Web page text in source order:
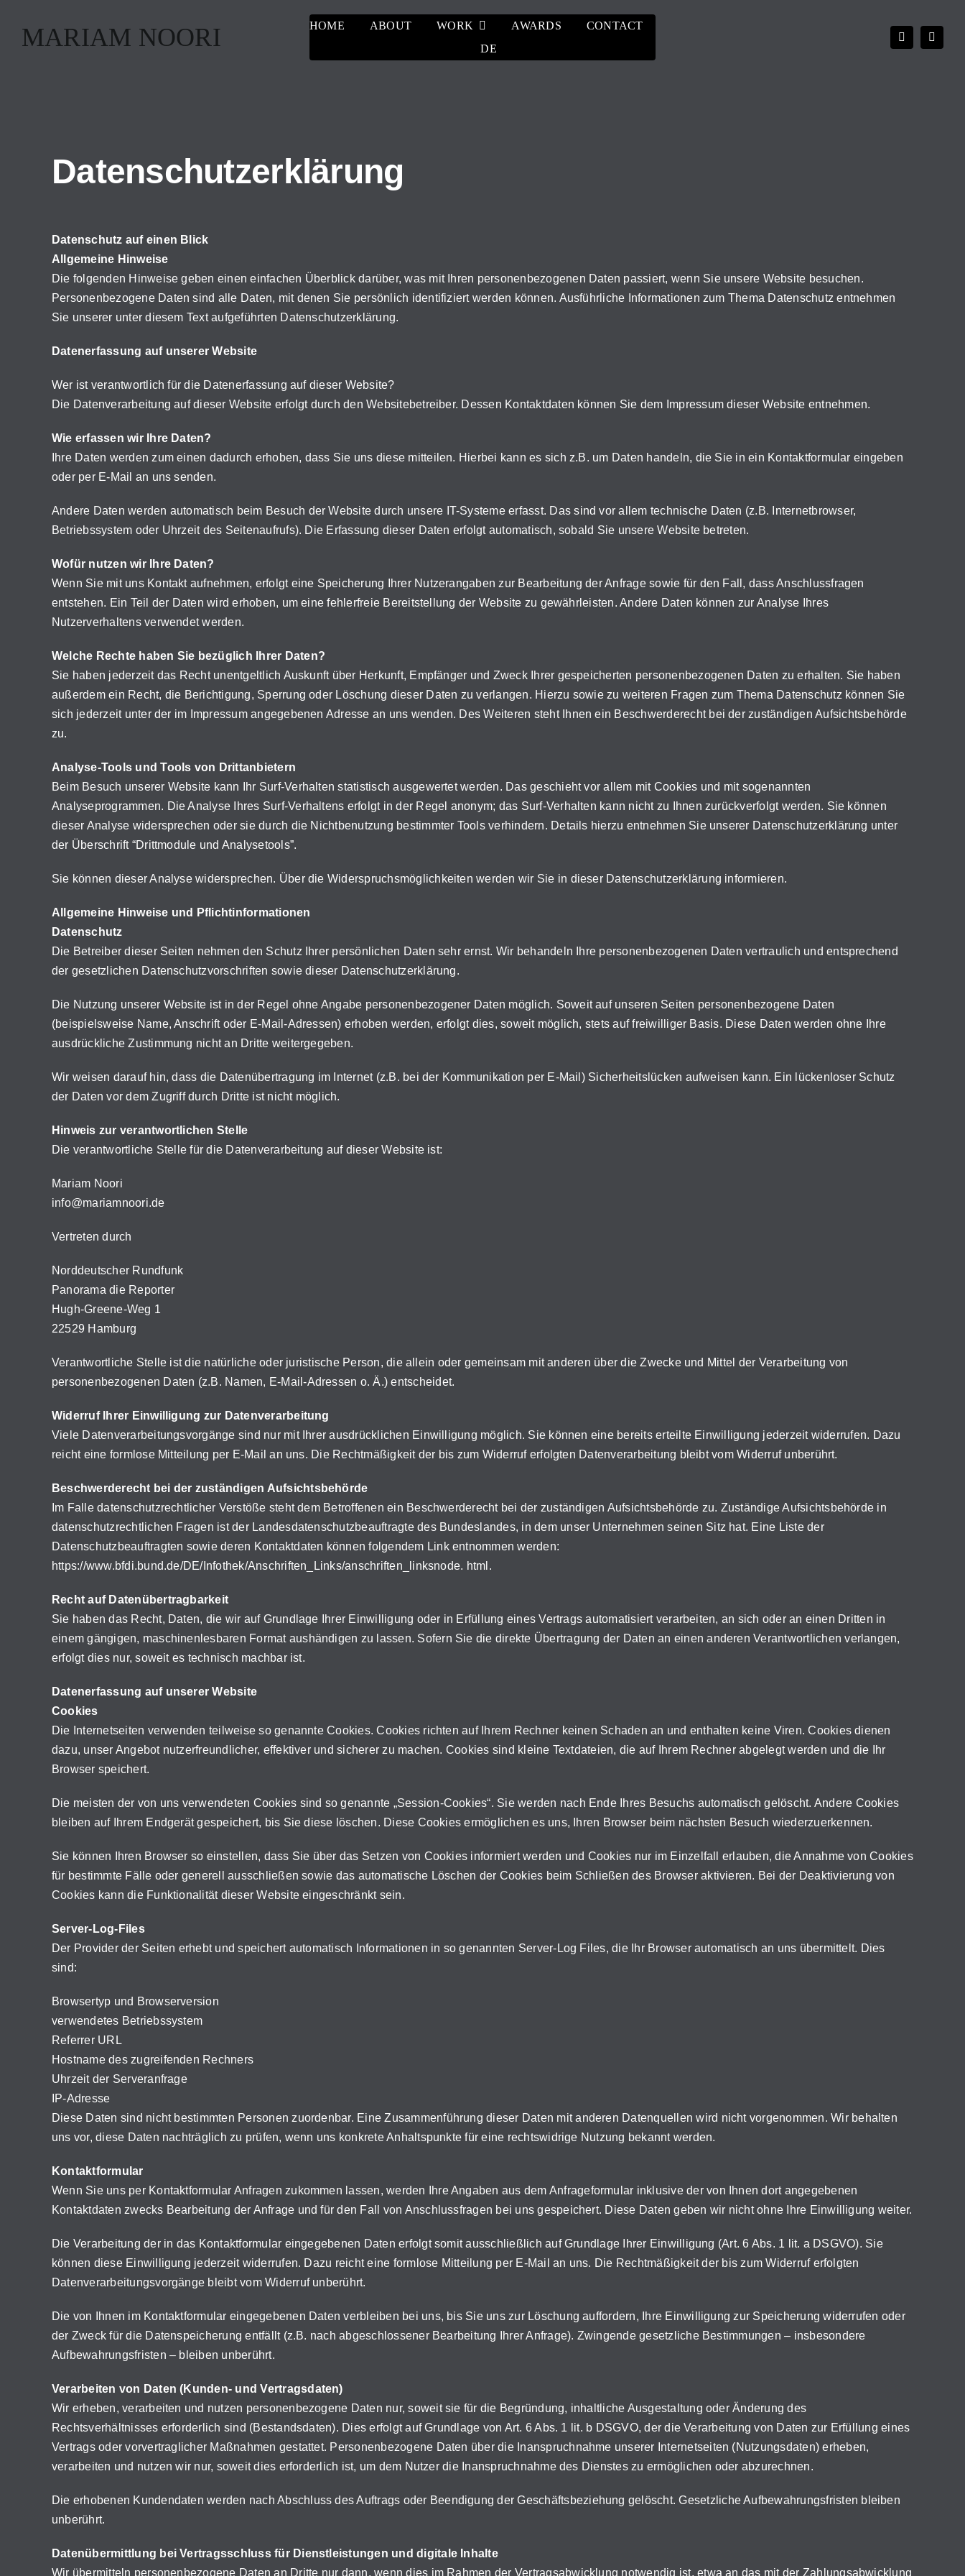
contentMARIAM NOORI HOME ABOUT WORK AWARDS
CONTACT
DE
Datenschutzerklärung
Datenschutz auf einen Blick
Allgemeine Hinweise
Die folgenden Hinweise geben einen einfachen Überblick darüber, was mit Ihren personenbezogenen Daten passiert, wenn Sie unsere Website besuchen.
Personenbezogene Daten sind alle Daten, mit denen Sie persönlich identifiziert werden können. Ausführliche Informationen zum Thema Datenschutz entnehmen
Sie unserer unter diesem Text aufgeführten Datenschutzerklärung.
Datenerfassung auf unserer Website
Wer ist verantwortlich für die Datenerfassung auf dieser Website?
Die Datenverarbeitung auf dieser Website erfolgt durch den Websitebetreiber. Dessen Kontaktdaten können Sie dem Impressum dieser Website entnehmen.
Wie erfassen wir Ihre Daten?
Ihre Daten werden zum einen dadurch erhoben, dass Sie uns diese mitteilen. Hierbei kann es sich z.B. um Daten handeln, die Sie in ein Kontaktformular eingeben
oder per E-Mail an uns senden.
Andere Daten werden automatisch beim Besuch der Website durch unsere IT-Systeme erfasst. Das sind vor allem technische Daten (z.B. Internetbrowser,
Betriebssystem oder Uhrzeit des Seitenaufrufs). Die Erfassung dieser Daten erfolgt automatisch, sobald Sie unsere Website betreten.
Wofür nutzen wir Ihre Daten?
Wenn Sie mit uns Kontakt aufnehmen, erfolgt eine Speicherung Ihrer Nutzerangaben zur Bearbeitung der Anfrage sowie für den Fall, dass Anschlussfragen
entstehen. Ein Teil der Daten wird erhoben, um eine fehlerfreie Bereitstellung der Website zu gewährleisten. Andere Daten können zur Analyse Ihres
Nutzerverhaltens verwendet werden.
Welche Rechte haben Sie bezüglich Ihrer Daten?
Sie haben jederzeit das Recht unentgeltlich Auskunft über Herkunft, Empfänger und Zweck Ihrer gespeicherten personenbezogenen Daten zu erhalten. Sie haben
außerdem ein Recht, die Berichtigung, Sperrung oder Löschung dieser Daten zu verlangen. Hierzu sowie zu weiteren Fragen zum Thema Datenschutz können Sie
sich jederzeit unter der im Impressum angegebenen Adresse an uns wenden. Des Weiteren steht Ihnen ein Beschwerderecht bei der zuständigen Aufsichtsbehörde
zu.
Analyse-Tools und Tools von Drittanbietern
Beim Besuch unserer Website kann Ihr Surf-Verhalten statistisch ausgewertet werden. Das geschieht vor allem mit Cookies und mit sogenannten
Analyseprogrammen. Die Analyse Ihres Surf-Verhaltens erfolgt in der Regel anonym; das Surf-Verhalten kann nicht zu Ihnen zurückverfolgt werden. Sie können
dieser Analyse widersprechen oder sie durch die Nichtbenutzung bestimmter Tools verhindern. Details hierzu entnehmen Sie unserer Datenschutzerklärung unter
der Überschrift “Drittmodule und Analysetools”.
Sie können dieser Analyse widersprechen. Über die Widerspruchsmöglichkeiten werden wir Sie in dieser Datenschutzerklärung informieren.
Allgemeine Hinweise und Pflichtinformationen
Datenschutz
Die Betreiber dieser Seiten nehmen den Schutz Ihrer persönlichen Daten sehr ernst. Wir behandeln Ihre personenbezogenen Daten vertraulich und entsprechend
der gesetzlichen Datenschutzvorschriften sowie dieser Datenschutzerklärung.
Die Nutzung unserer Website ist in der Regel ohne Angabe personenbezogener Daten möglich. Soweit auf unseren Seiten personenbezogene Daten
(beispielsweise Name, Anschrift oder E-Mail-Adressen) erhoben werden, erfolgt dies, soweit möglich, stets auf freiwilliger Basis. Diese Daten werden ohne Ihre
ausdrückliche Zustimmung nicht an Dritte weitergegeben.
Wir weisen darauf hin, dass die Datenübertragung im Internet (z.B. bei der Kommunikation per E-Mail) Sicherheitslücken aufweisen kann. Ein lückenloser Schutz
der Daten vor dem Zugriff durch Dritte ist nicht möglich.
Hinweis zur verantwortlichen Stelle
Die verantwortliche Stelle für die Datenverarbeitung auf dieser Website ist:
Mariam Noori
info@mariamnoori.de
Vertreten durch
Norddeutscher Rundfunk
Panorama die Reporter
Hugh-Greene-Weg 1
22529 Hamburg
Verantwortliche Stelle ist die natürliche oder juristische Person, die allein oder gemeinsam mit anderen über die Zwecke und Mittel der Verarbeitung von
personenbezogenen Daten (z.B. Namen, E-Mail-Adressen o. Ä.) entscheidet.
Widerruf Ihrer Einwilligung zur Datenverarbeitung
Viele Datenverarbeitungsvorgänge sind nur mit Ihrer ausdrücklichen Einwilligung möglich. Sie können eine bereits erteilte Einwilligung jederzeit widerrufen. Dazu
reicht eine formlose Mitteilung per E-Mail an uns. Die Rechtmäßigkeit der bis zum Widerruf erfolgten Datenverarbeitung bleibt vom Widerruf unberührt.
Beschwerderecht bei der zuständigen Aufsichtsbehörde
Im Falle datenschutzrechtlicher Verstöße steht dem Betroffenen ein Beschwerderecht bei der zuständigen Aufsichtsbehörde zu. Zuständige Aufsichtsbehörde in
datenschutzrechtlichen Fragen ist der Landesdatenschutzbeauftragte des Bundeslandes, in dem unser Unternehmen seinen Sitz hat. Eine Liste der
Datenschutzbeauftragten sowie deren Kontaktdaten können folgendem Link entnommen werden:
https://www.bfdi.bund.de/DE/Infothek/Anschriften_Links/anschriften_linksnode. html.
Recht auf Datenübertragbarkeit
Sie haben das Recht, Daten, die wir auf Grundlage Ihrer Einwilligung oder in Erfüllung eines Vertrags automatisiert verarbeiten, an sich oder an einen Dritten in
einem gängigen, maschinenlesbaren Format aushändigen zu lassen. Sofern Sie die direkte Übertragung der Daten an einen anderen Verantwortlichen verlangen,
erfolgt dies nur, soweit es technisch machbar ist.
Datenerfassung auf unserer Website
Cookies
Die Internetseiten verwenden teilweise so genannte Cookies. Cookies richten auf Ihrem Rechner keinen Schaden an und enthalten keine Viren. Cookies dienen
dazu, unser Angebot nutzerfreundlicher, effektiver und sicherer zu machen. Cookies sind kleine Textdateien, die auf Ihrem Rechner abgelegt werden und die Ihr
Browser speichert.
Die meisten der von uns verwendeten Cookies sind so genannte „Session-Cookies“. Sie werden nach Ende Ihres Besuchs automatisch gelöscht. Andere Cookies
bleiben auf Ihrem Endgerät gespeichert, bis Sie diese löschen. Diese Cookies ermöglichen es uns, Ihren Browser beim nächsten Besuch wiederzuerkennen.
Sie können Ihren Browser so einstellen, dass Sie über das Setzen von Cookies informiert werden und Cookies nur im Einzelfall erlauben, die Annahme von Cookies
für bestimmte Fälle oder generell ausschließen sowie das automatische Löschen der Cookies beim Schließen des Browser aktivieren. Bei der Deaktivierung von
Cookies kann die Funktionalität dieser Website eingeschränkt sein.
Server-Log-Files
Der Provider der Seiten erhebt und speichert automatisch Informationen in so genannten Server-Log Files, die Ihr Browser automatisch an uns übermittelt. Dies
sind:
Browsertyp und Browserversion
verwendetes Betriebssystem
Referrer URL
Hostname des zugreifenden Rechners
Uhrzeit der Serveranfrage
IP-Adresse
Diese Daten sind nicht bestimmten Personen zuordenbar. Eine Zusammenführung dieser Daten mit anderen Datenquellen wird nicht vorgenommen. Wir behalten
uns vor, diese Daten nachträglich zu prüfen, wenn uns konkrete Anhaltspunkte für eine rechtswidrige Nutzung bekannt werden.
Kontaktformular
Wenn Sie uns per Kontaktformular Anfragen zukommen lassen, werden Ihre Angaben aus dem Anfrageformular inklusive der von Ihnen dort angegebenen
Kontaktdaten zwecks Bearbeitung der Anfrage und für den Fall von Anschlussfragen bei uns gespeichert. Diese Daten geben wir nicht ohne Ihre Einwilligung weiter.
Die Verarbeitung der in das Kontaktformular eingegebenen Daten erfolgt somit ausschließlich auf Grundlage Ihrer Einwilligung (Art. 6 Abs. 1 lit. a DSGVO). Sie
können diese Einwilligung jederzeit widerrufen. Dazu reicht eine formlose Mitteilung per E-Mail an uns. Die Rechtmäßigkeit der bis zum Widerruf erfolgten
Datenverarbeitungsvorgänge bleibt vom Widerruf unberührt.
Die von Ihnen im Kontaktformular eingegebenen Daten verbleiben bei uns, bis Sie uns zur Löschung auffordern, Ihre Einwilligung zur Speicherung widerrufen oder
der Zweck für die Datenspeicherung entfällt (z.B. nach abgeschlossener Bearbeitung Ihrer Anfrage). Zwingende gesetzliche Bestimmungen – insbesondere
Aufbewahrungsfristen – bleiben unberührt.
Verarbeiten von Daten (Kunden- und Vertragsdaten)
Wir erheben, verarbeiten und nutzen personenbezogene Daten nur, soweit sie für die Begründung, inhaltliche Ausgestaltung oder Änderung des
Rechtsverhältnisses erforderlich sind (Bestandsdaten). Dies erfolgt auf Grundlage von Art. 6 Abs. 1 lit. b DSGVO, der die Verarbeitung von Daten zur Erfüllung eines
Vertrags oder vorvertraglicher Maßnahmen gestattet. Personenbezogene Daten über die Inanspruchnahme unserer Internetseiten (Nutzungsdaten) erheben,
verarbeiten und nutzen wir nur, soweit dies erforderlich ist, um dem Nutzer die Inanspruchnahme des Dienstes zu ermöglichen oder abzurechnen.
Die erhobenen Kundendaten werden nach Abschluss des Auftrags oder Beendigung der Geschäftsbeziehung gelöscht. Gesetzliche Aufbewahrungsfristen bleiben
unberührt.
Datenübermittlung bei Vertragsschluss für Dienstleistungen und digitale Inhalte
Wir übermitteln personenbezogene Daten an Dritte nur dann, wenn dies im Rahmen der Vertragsabwicklung notwendig ist, etwa an das mit der Zahlungsabwicklung